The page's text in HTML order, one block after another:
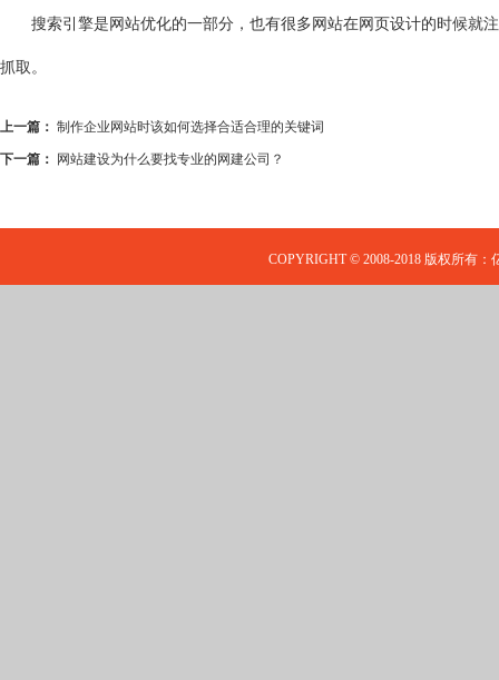
搜索引擎是网站优化的一部分，也有很多网站在网页设计的时候就注
抓取。
上一篇： 制作企业网站时该如何选择合适合理的关键词
下一篇： 网站建设为什么要找专业的网建公司？
COPYRIGHT © 2008-2018 版权所有：